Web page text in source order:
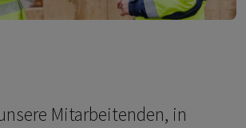
Mitarbeitenden, in